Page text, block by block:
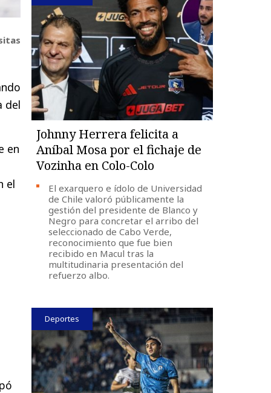
del
en
el
Johnny Herrera felicita a
Aníbal Mosa por el fichaje de
Vozinha en Colo-Colo
El exarquero e ídolo de Universidad
de Chile valoró públicamente la
gestión del presidente de Blanco y
Negro para concretar el arribo del
seleccionado de Cabo Verde,
reconocimiento que fue bien
recibido en Macul tras la
multitudinaria presentación del
refuerzo albo.
Deportes